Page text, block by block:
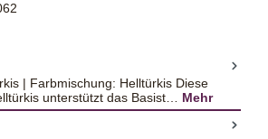
| Farbmischung: Helltürkis Diese
unterstützt das Basist… Mehr